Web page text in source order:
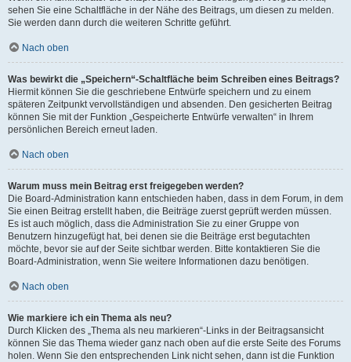
sehen Sie eine Schaltfläche in der Nähe des Beitrags, um diesen zu melden.
Sie werden dann durch die weiteren Schritte geführt.
Nach oben
Was bewirkt die „Speichern“-Schaltfläche beim Schreiben eines Beitrags?
Hiermit können Sie die geschriebene Entwürfe speichern und zu einem
späteren Zeitpunkt vervollständigen und absenden. Den gesicherten Beitrag
können Sie mit der Funktion „Gespeicherte Entwürfe verwalten“ in Ihrem
persönlichen Bereich erneut laden.
Nach oben
Warum muss mein Beitrag erst freigegeben werden?
Die Board-Administration kann entschieden haben, dass in dem Forum, in dem
Sie einen Beitrag erstellt haben, die Beiträge zuerst geprüft werden müssen.
Es ist auch möglich, dass die Administration Sie zu einer Gruppe von
Benutzern hinzugefügt hat, bei denen sie die Beiträge erst begutachten
möchte, bevor sie auf der Seite sichtbar werden. Bitte kontaktieren Sie die
Board-Administration, wenn Sie weitere Informationen dazu benötigen.
Nach oben
Wie markiere ich ein Thema als neu?
Durch Klicken des „Thema als neu markieren“-Links in der Beitragsansicht
können Sie das Thema wieder ganz nach oben auf die erste Seite des Forums
holen. Wenn Sie den entsprechenden Link nicht sehen, dann ist die Funktion